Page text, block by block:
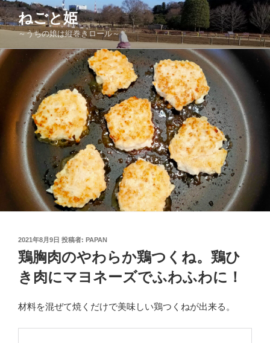
コ
ン
ン
ツ
ねごと姫
～うちの娘は縦巻きロール～
投
稿
日:
2021年8月9日 投稿者: PAPAN
鶏胸肉のやわらか鶏つくね。鶏ひ
き肉にマヨネーズでふわふわに！
材料を混ぜて焼くだけで美味しい鶏つくねが出来る。